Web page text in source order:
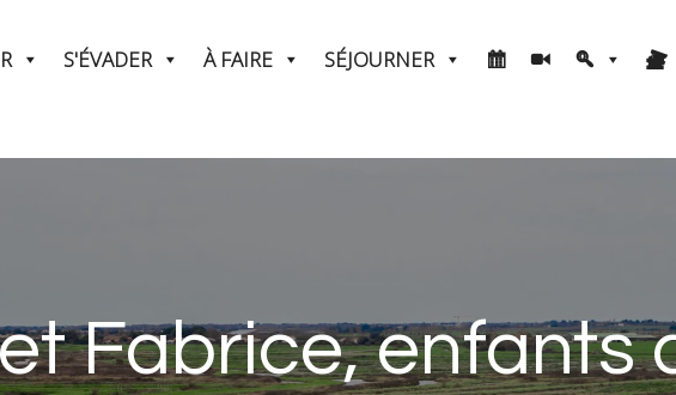
S'ÉVADER À FAIRE SÉJOURNER
Fabrice, enfants